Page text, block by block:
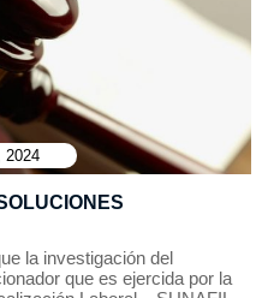
2024
la investigación del
que es ejercida por la